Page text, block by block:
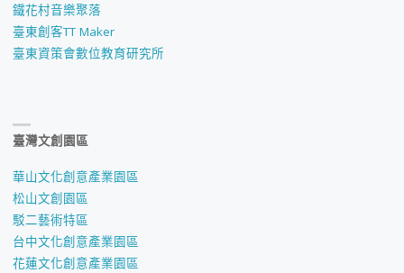
鐵花村音樂聚落
臺東創客TT Maker
臺東資策會數位教育研究所
臺灣文創園區
華山文化創意產業園區
松山文創園區
駁二藝術特區
台中文化創意產業園區
花蓮文化創意產業園區